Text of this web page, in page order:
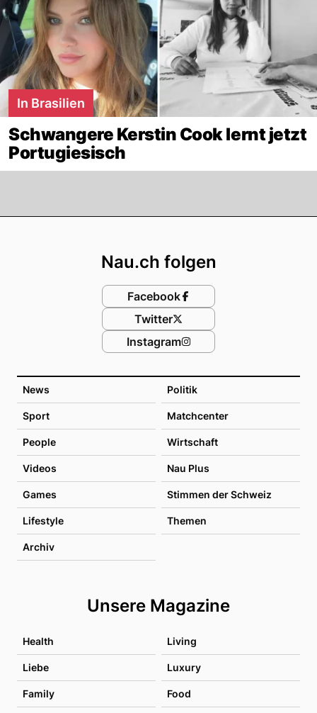
In Brasilien
Schwangere Kerstin Cook lernt jetzt
Portugiesisch
News Politik
Sport Matchcenter
People Wirtschaft
Videos Nau Plus
Games Stimmen der Schweiz
Lifestyle Themen
Archiv
Unsere Magazine
Health Living
Liebe Luxury
Family Food
Nau.ch folgen
Facebook
Twitter
Instagram